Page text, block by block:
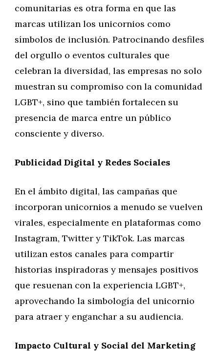
comunitarias es otra forma en que las
marcas utilizan los unicornios como
símbolos de inclusión. Patrocinando desfiles
del orgullo o eventos culturales que
celebran la diversidad, las empresas no solo
muestran su compromiso con la comunidad
LGBT+, sino que también fortalecen su
presencia de marca entre un público
consciente y diverso.
Publicidad Digital y Redes Sociales
En el ámbito digital, las campañas que
incorporan unicornios a menudo se vuelven
virales, especialmente en plataformas como
Instagram, Twitter y TikTok. Las marcas
utilizan estos canales para compartir
historias inspiradoras y mensajes positivos
que resuenan con la experiencia LGBT+,
aprovechando la simbología del unicornio
para atraer y enganchar a su audiencia.
Impacto Cultural y Social del Marketing